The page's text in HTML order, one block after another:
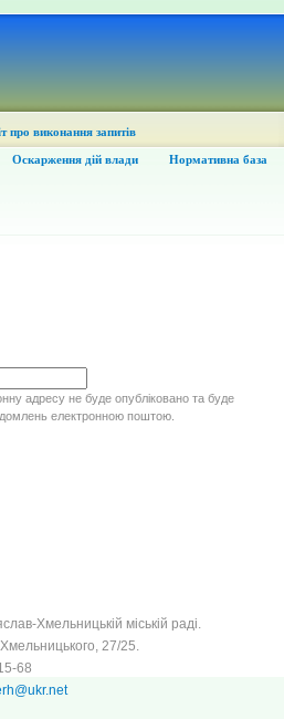
про виконання запитів
Оскарження дій влади Нормативна база
адресу не буде опубліковано та буде
електронною поштою.
Хмельницькій міській раді.
27/25.
68